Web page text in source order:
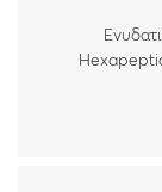
συμβάλλουν